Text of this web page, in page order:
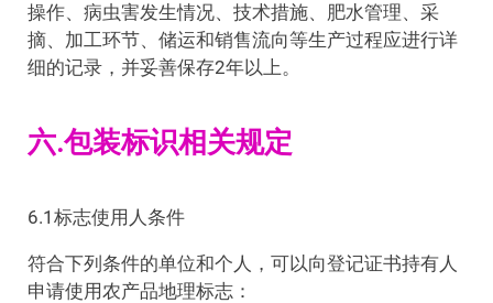
操作、病虫害发生情况、技术措施、肥水管理、采
摘、加工环节、储运和销售流向等生产过程应进行详
细的记录，并妥善保存2年以上。
六.包装标识相关规定
6.1标志使用人条件
符合下列条件的单位和个人，可以向登记证书持有人
申请使用农产品地理标志：